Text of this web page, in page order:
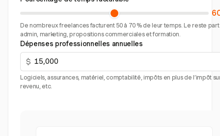
De nombreux freelances facturent 50 à 70 % de leur temps. Le reste
admin, marketing, propositions commerciales et formation.
Dépenses professionnelles annuelles
$
Logiciels, assurances, matériel, comptabilité, impôts en plus de l’impôt
revenu, etc.